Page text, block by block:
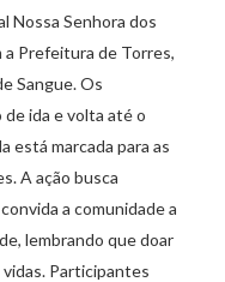
Nossa Senhora dos
a Prefeitura de Torres,
Sangue. Os
ida e volta até o
está marcada para as
A ação busca
a comunidade a
lembrando que doar
Participantes